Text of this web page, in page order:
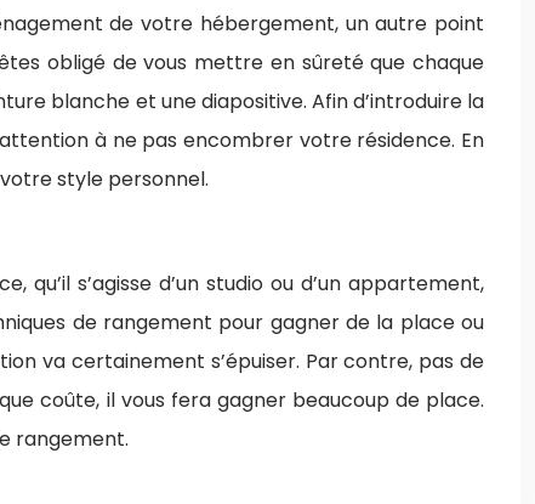
de votre hébergement, un autre point
obligé de vous mettre en sûreté que chaque
blanche et une diapositive. Afin d’introduire la
à ne pas encombrer votre résidence. En
style personnel.
s’agisse d’un studio ou d’un appartement,
de rangement pour gagner de la place ou
va certainement s’épuiser. Par contre, pas de
coûte, il vous fera gagner beaucoup de place.
rangement.